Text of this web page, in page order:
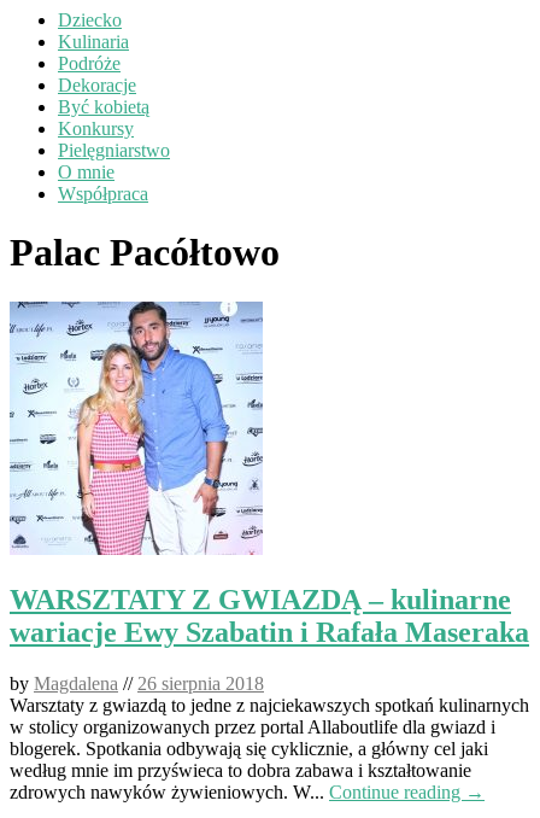
Dziecko
Kulinaria
Podróże
Dekoracje
Być kobietą
Konkursy
Pielęgniarstwo
O mnie
Współpraca
Palac Pacółtowo
WARSZTATY Z GWIAZDĄ – kulinarne
wariacje Ewy Szabatin i Rafała Maseraka
by Magdalena // 26 sierpnia 2018
Warsztaty z gwiazdą to jedne z najciekawszych spotkań kulinarnych
w stolicy organizowanych przez portal Allaboutlife dla gwiazd i
blogerek. Spotkania odbywają się cyklicznie, a główny cel jaki
według mnie im przyświeca to dobra zabawa i kształtowanie
zdrowych nawyków żywieniowych. W... Continue reading →